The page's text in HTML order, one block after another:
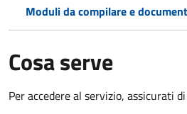
Moduli da compilare e
Cosa serve
Per accedere al servizio, assicurati